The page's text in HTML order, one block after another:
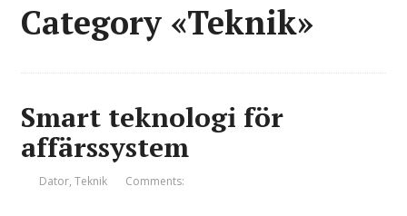
Category «Teknik»
Smart teknologi för
affärssystem
Dator,Teknik Comments: